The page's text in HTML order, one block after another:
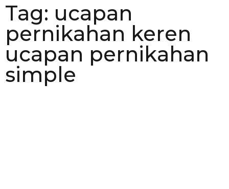
Tag: ucapan
pernikahan keren
ucapan pernikahan
simple